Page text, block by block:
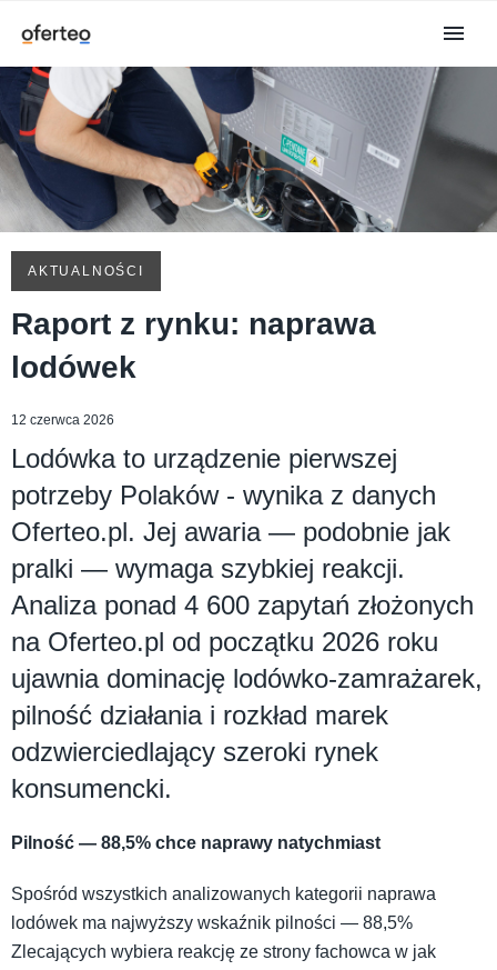
AKTUALNOŚCI
Raport z rynku: naprawa
lodówek
12 czerwca 2026
Lodówka to urządzenie pierwszej
potrzeby Polaków - wynika z danych
Oferteo.pl. Jej awaria — podobnie jak
pralki — wymaga szybkiej reakcji.
Analiza ponad 4 600 zapytań złożonych
na Oferteo.pl od początku 2026 roku
ujawnia dominację lodówko-zamrażarek,
pilność działania i rozkład marek
odzwierciedlający szeroki rynek
konsumencki.
Pilność — 88,5% chce naprawy natychmiast
Spośród wszystkich analizowanych kategorii naprawa
lodówek ma najwyższy wskaźnik pilności — 88,5%
Zlecających wybiera reakcję ze strony fachowca w jak